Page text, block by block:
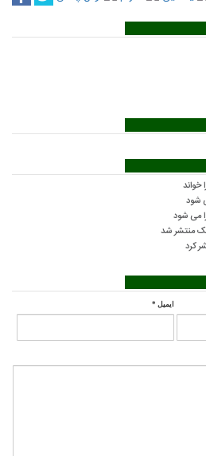
خواند
شود
می شود
منتشر شد
کرد
ایمیل *